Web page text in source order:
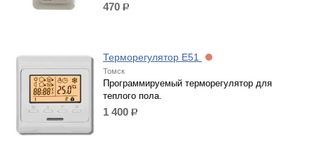
470 р.
Терморегулятор E51
Томск
Программируемый терморегулятор для
теплого пола.
1 400 р.